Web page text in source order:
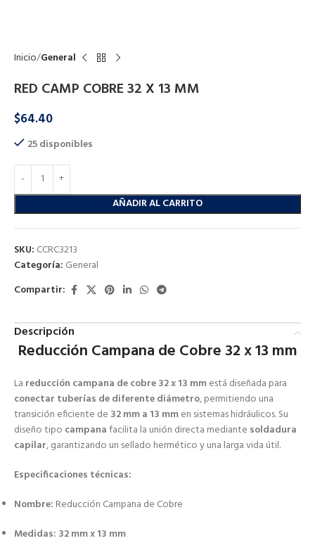
Inicio General
RED CAMP COBRE 32 X 13 MM
$64.40
25 disponibles
AÑADIR AL CARRITO
SKU: CCRC3213
Categoría: General
Compartir:
Descripción
Reducción Campana de Cobre 32 x 13 mm
La reducción campana de cobre 32 x 13 mmestá diseñada para
conectar tuberías de diferente diámetro, permitiendo una
transición eficiente de 32 mm a 13 mmen sistemas hidráulicos. Su
diseño tipo campanafacilita la unión directa mediante soldadura
capilar, garantizando un sellado hermético y una larga vida útil.
Especificaciones técnicas:
Nombre: Reducción Campana de Cobre
Medidas: 32 mm x 13 mm